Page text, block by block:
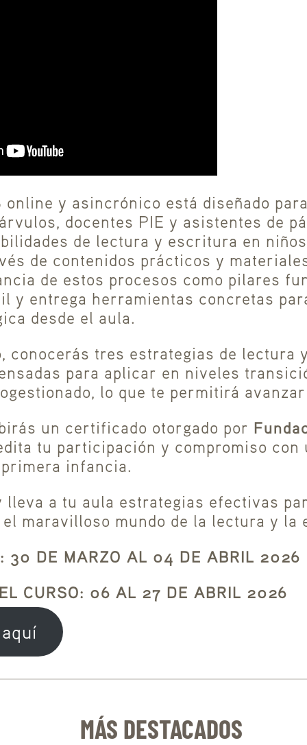
Buscar
online y asincrónico está diseñado
docentes PIE y asistentes de
de lectura y escritura en
de contenidos prácticos y
de estos procesos como pilares
y entrega herramientas concretas
desde el aula.
conocerás tres estrategias de lectura
para aplicar en niveles
lo que te permitirá
un certificado otorgado por
tu participación y compromiso con
infancia.
lleva a tu aula estrategias efectivas
maravilloso mundo de la lectura y la
30 DE MARZO AL 04 DE ABRIL 2026
CURSO: 06 AL 27 DE ABRIL 2026
MÁS DESTACADOS